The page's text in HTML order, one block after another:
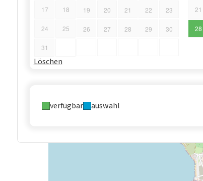
17 18 19 20 21 22 23
24 25 26 27 28 29 30
31
21
28
Löschen
verfügbar auswahl